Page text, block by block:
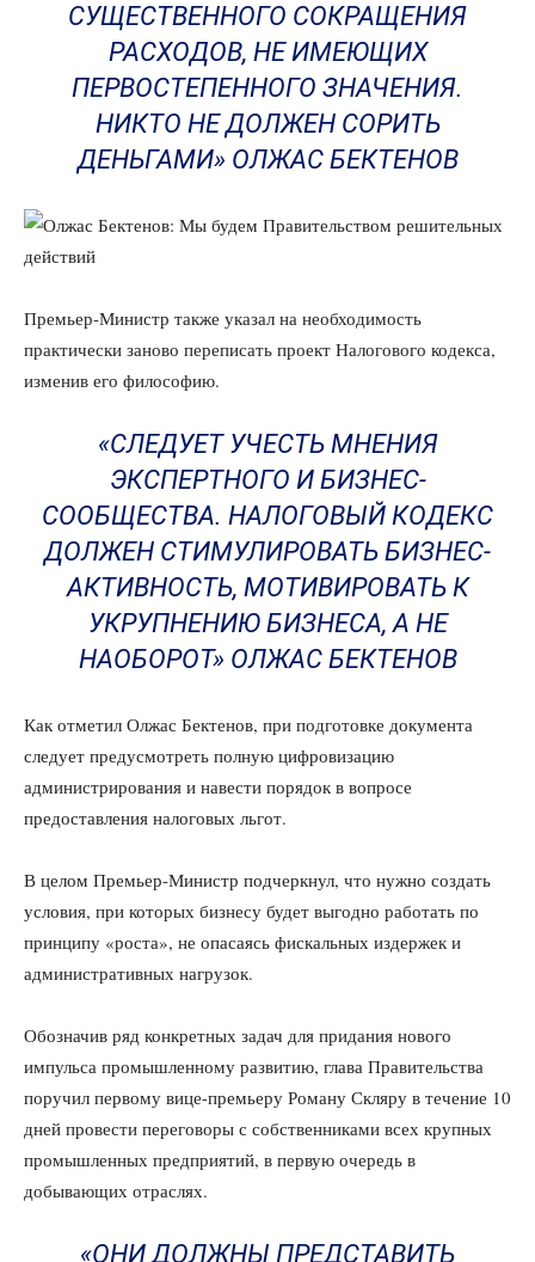
СУЩЕСТВЕННОГО СОКРАЩЕНИЯ
РАСХОДОВ, НЕ ИМЕЮЩИХ
ПЕРВОСТЕПЕННОГО ЗНАЧЕНИЯ.
НИКТО НЕ ДОЛЖЕН СОРИТЬ
ДЕНЬГАМИ» ОЛЖАС БЕКТЕНОВ
Премьер-Министр также указал на необходимость
практически заново переписать проект Налогового кодекса,
изменив его философию.
«СЛЕДУЕТ УЧЕСТЬ МНЕНИЯ
ЭКСПЕРТНОГО И БИЗНЕС-
СООБЩЕСТВА. НАЛОГОВЫЙ КОДЕКС
ДОЛЖЕН СТИМУЛИРОВАТЬ БИЗНЕС-
АКТИВНОСТЬ, МОТИВИРОВАТЬ К
УКРУПНЕНИЮ БИЗНЕСА, А НЕ
НАОБОРОТ» ОЛЖАС БЕКТЕНОВ
Как отметил Олжас Бектенов, при подготовке документа
следует предусмотреть полную цифровизацию
администрирования и навести порядок в вопросе
предоставления налоговых льгот.
В целом Премьер-Министр подчеркнул, что нужно создать
условия, при которых бизнесу будет выгодно работать по
принципу «роста», не опасаясь фискальных издержек и
административных нагрузок.
Обозначив ряд конкретных задач для придания нового
импульса промышленному развитию, глава Правительства
поручил первому вице-премьеру Роману Скляру в течение 10
дней провести переговоры с собственниками всех крупных
промышленных предприятий, в первую очередь в
добывающих отраслях.
«ОНИ ДОЛЖНЫ ПРЕДСТАВИТЬ